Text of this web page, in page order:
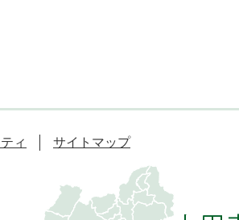
ィ サイトマップ